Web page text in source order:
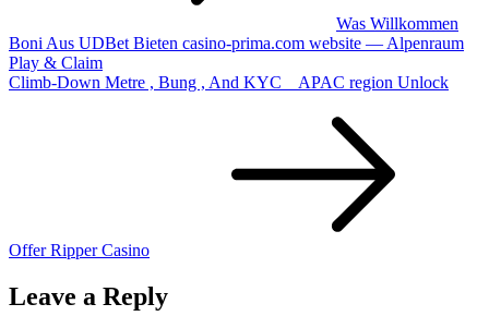
Was Willkommen
Boni Aus UDBet Bieten casino-prima.com website — Alpenraum
Play & Claim
Climb-Down Metre , Bung , And KYC _ APAC region Unlock
Offer Ripper Casino
Leave a Reply